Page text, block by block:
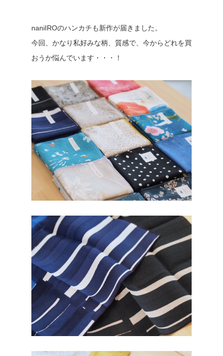
naniIROのハンカチも新作が届きました。
今回、かなり私好みな柄、質感で、今からどれを買
おうか悩んでいます・・・！